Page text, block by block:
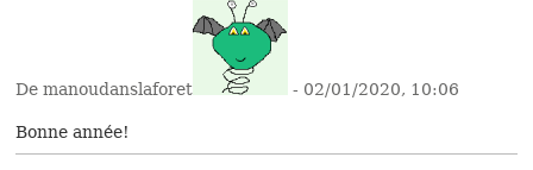
De manoudanslaforet - 02/01/2020, 10:06
Bonne année!